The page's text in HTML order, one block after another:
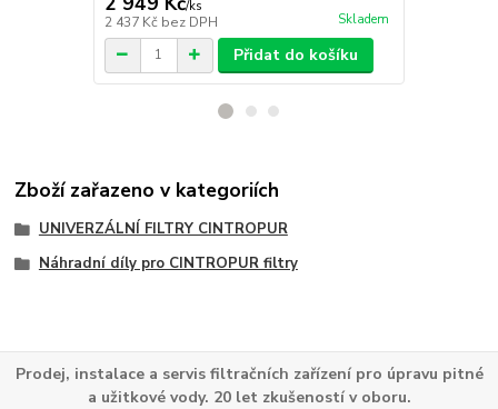
/ks
2 437 Kč bez DPH Skladem
Přidat do košíku
Zboží zařazeno v kategoriích
UNIVERZÁLNÍ FILTRY CINTROPUR
Náhradní díly pro CINTROPUR filtry
Prodej, instalace a servis filtračních zařízení pro úpravu pitné
a užitkové vody. 20 let zkušeností v oboru.